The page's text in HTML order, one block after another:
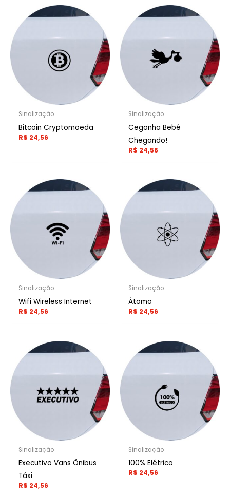
Sinalização
Bitcoin Cryptomoeda
R$ 24,56
Sinalização
Cegonha Bebê
Chegando!
R$ 24,56
Sinalização
Wifi Wireless Internet
R$ 24,56
Sinalização
Átomo
R$ 24,56
Sinalização
Executivo Vans Ônibus
Táxi
R$ 24,56
Sinalização
100% Elétrico
R$ 24,56